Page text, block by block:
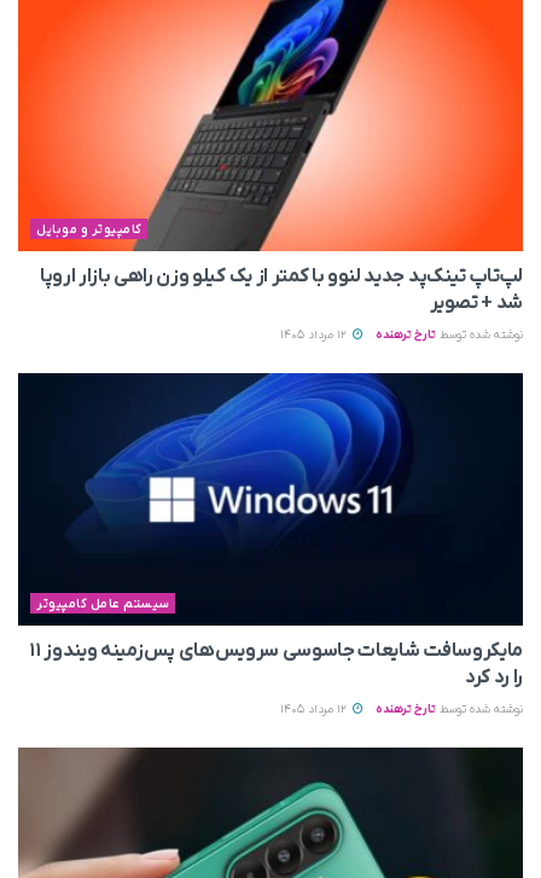
کامپیوتر و موبایل
لپ‌تاپ تینک‌پد جدید لنوو با کمتر از یک کیلو وزن راهی بازار اروپا
شد + تصویر
نوشته شده توسط تارخ ترهنده
سیستم عامل کامپیوتر
مایکروسافت شایعات جاسوسی سرویس‌های پس‌زمینه ویندوز ۱۱
را رد کرد
نوشته شده توسط تارخ ترهنده